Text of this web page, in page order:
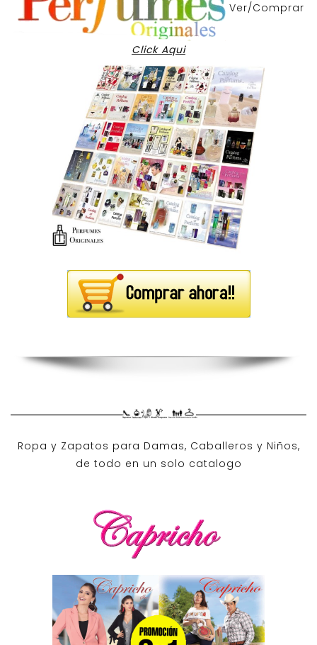
Ver/Comprar
Click Aqui
Ropa y Zapatos para Damas, Caballeros y Niños,
de todo en un solo catalogo